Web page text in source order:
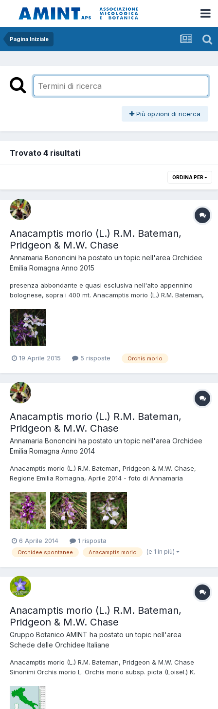
Pagina Iniziale
Più opzioni di ricerca
Trovato 4 risultati
ORDINA PER
Anacamptis morio (L.) R.M. Bateman,
Pridgeon & M.W. Chase
Annamaria Bononcini ha postato un topic nell'area Orchidee
Emilia Romagna Anno 2015
presenza abbondante e quasi esclusiva nell'alto appennino
bolognese, sopra i 400 mt. Anacamptis morio (L.) R.M. Bateman,
Foto di Annamaria Bononcini.
19 Aprile 2015 5 risposte Orchis morio
Anacamptis morio (L.) R.M. Bateman,
Pridgeon & M.W. Chase
Annamaria Bononcini ha postato un topic nell'area Orchidee
Emilia Romagna Anno 2014
Anacamptis morio (L.) R.M. Bateman, Pridgeon & M.W. Chase,
Regione Emilia Romagna, Aprile 2014 - foto di Annamaria
6 Aprile 2014 1 risposta
Orchidee spontanee Anacamptis morio (e 1 in più)
Anacamptis morio (L.) R.M. Bateman,
Pridgeon & M.W. Chase
Gruppo Botanico AMINT ha postato un topic nell'area
Schede delle Orchidee Italiane
Anacamptis morio (L.) R.M. Bateman, Pridgeon & M.W. Chase
Sinonimi Orchis morio L. Orchis morio subsp. picta (Loisel.) K.
Magnoliophyta Classe: Liliopsida Ordine: Orchidales Famiglia:
Orchidaceae Nome italiano Giglio caprino Pan di...